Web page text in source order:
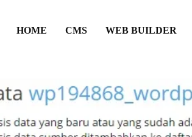
HOME CMS WEB BUILDER